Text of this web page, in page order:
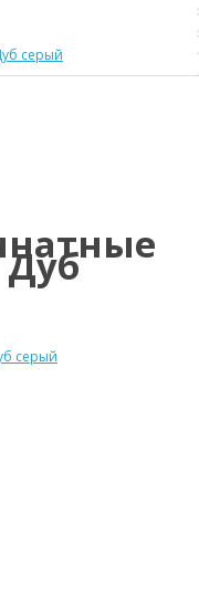
серый
Дуб